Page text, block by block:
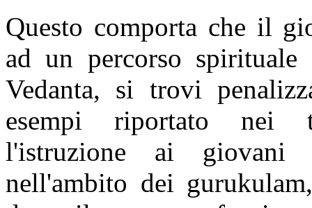
Questo comporta che il
ad un percorso
Vedanta, si trovi
esempi riportato nei
l'istruzione ai giovani
nell'ambito dei